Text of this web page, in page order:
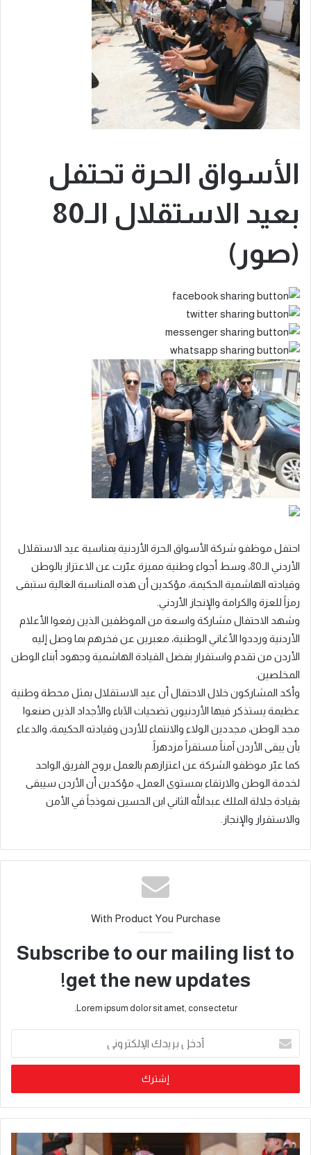
الأسواق الحرة تحتفل
بعيد الاستقلال الـ80
(صور)
احتفل موظفو شركة الأسواق الحرة الأردنية بمناسبة عيد الاستقلال
الأردني الـ80، وسط أجواء وطنية مميزة عبّرت عن الاعتزاز بالوطن
وقيادته الهاشمية الحكيمة، مؤكدين أن هذه المناسبة الغالية ستبقى
رمزاً للعزة والكرامة والإنجاز الأردني.
وشهد الاحتفال مشاركة واسعة من الموظفين الذين رفعوا الأعلام
الأردنية ورددوا الأغاني الوطنية، معبرين عن فخرهم بما وصل إليه
الأردن من تقدم واستقرار بفضل القيادة الهاشمية وجهود أبناء الوطن
المخلصين.
وأكد المشاركون خلال الاحتفال أن عيد الاستقلال يمثل محطة وطنية
عظيمة يستذكر فيها الأردنيون تضحيات الآباء والأجداد الذين صنعوا
مجد الوطن، مجددين الولاء والانتماء للأردن وقيادته الحكيمة، والدعاء
بأن يبقى الأردن آمناً مستقراً مزدهراً.
كما عبّر موظفو الشركة عن اعتزازهم بالعمل بروح الفريق الواحد
لخدمة الوطن والارتقاء بمستوى العمل، مؤكدين أن الأردن سيبقى
بقيادة جلالة الملك عبدالله الثاني ابن الحسين نموذجاً في الأمن
والاستقرار والإنجاز.
With Product You Purchase
Subscribe to our mailing list to
get the new updates!
Lorem ipsum dolor sit amet, consectetur.